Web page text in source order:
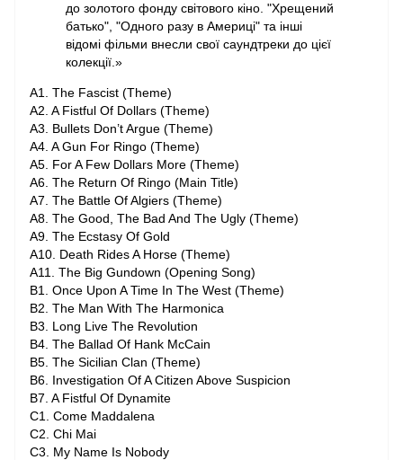
до золотого фонду світового кіно. "Хрещений
батько", "Одного разу в Америці" та інші
відомі фільми внесли свої саундтреки до цієї
колекції.»
A1. The Fascist (Theme)
A2. A Fistful Of Dollars (Theme)
A3. Bullets Don’t Argue (Theme)
A4. A Gun For Ringo (Theme)
A5. For A Few Dollars More (Theme)
A6. The Return Of Ringo (Main Title)
A7. The Battle Of Algiers (Theme)
A8. The Good, The Bad And The Ugly (Theme)
A9. The Ecstasy Of Gold
A10. Death Rides A Horse (Theme)
A11. The Big Gundown (Opening Song)
B1. Once Upon A Time In The West (Theme)
B2. The Man With The Harmonica
B3. Long Live The Revolution
B4. The Ballad Of Hank McCain
B5. The Sicilian Clan (Theme)
B6. Investigation Of A Citizen Above Suspicion
B7. A Fistful Of Dynamite
C1. Come Maddalena
C2. Chi Mai
C3. My Name Is Nobody